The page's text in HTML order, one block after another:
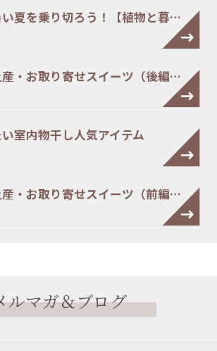
夏を乗り切ろう！【植物と暮…
・お取り寄せスイーツ（後編…
室内物干し人気アイテム
・お取り寄せスイーツ（前編…
ルマガ＆ブログ